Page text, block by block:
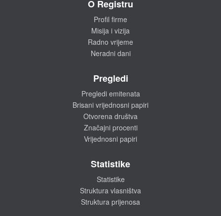
O Registru
Profil firme
Misija i vizija
Radno vrijeme
Neradni dani
Pregledi
Pregledi emitenata
Brisani vrijednosni papiri
Otvorena društva
Značajni procenti
Vrijednosni papiri
Statistike
Statistike
Struktura vlasništva
Struktura prijenosa